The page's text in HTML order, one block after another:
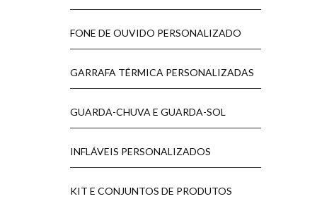
FONE DE OUVIDO PERSONALIZADO
GARRAFA TÉRMICA PERSONALIZADAS
GUARDA-CHUVA E GUARDA-SOL
INFLÁVEIS PERSONALIZADOS
KIT E CONJUNTOS DE PRODUTOS